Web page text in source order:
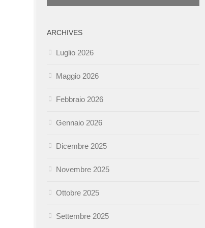
ARCHIVES
Luglio 2026
Maggio 2026
Febbraio 2026
Gennaio 2026
Dicembre 2025
Novembre 2025
Ottobre 2025
Settembre 2025